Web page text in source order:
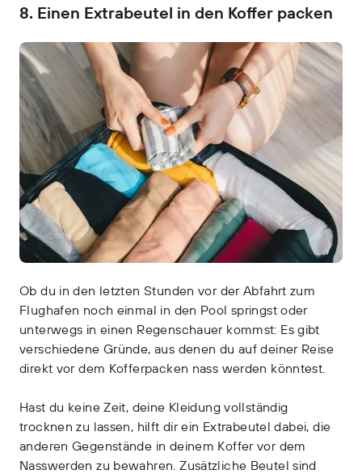
8. Einen Extrabeutel in den Koffer packen
Ob du in den letzten Stunden vor der Abfahrt zum
Flughafen noch einmal in den Pool springst oder
unterwegs in einen Regenschauer kommst: Es gibt
verschiedene Gründe, aus denen du auf deiner Reise
direkt vor dem Kofferpacken nass werden könntest.
Hast du keine Zeit, deine Kleidung vollständig
trocknen zu lassen, hilft dir ein Extrabeutel dabei, die
anderen Gegenstände in deinem Koffer vor dem
Nasswerden zu bewahren. Zusätzliche Beutel sind